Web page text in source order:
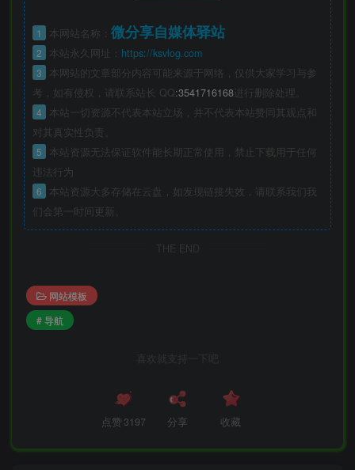
1 本网站名称： 微分享自媒体驿站
2 本站永久网址： https://ksvlog.com
3
本网站的文章部分内容可能来源于网络，仅供大家学习与参
考，如有侵权，请联系站长 QQ:3541716168进行删除处理。
4
本站一切资源不代表本站立场，并不代表本站赞同其观点和
对其真实性负责。
5
本站资源无法保证软件能长期正常使用，禁止下载用于任何
违法行为
6
本站资源大多存储在云盘，如发现链接失效，请联系我们我
们会第一时间更新。
THE END
网站模板
# 导航
喜欢就支持一下吧
点赞 3197 分享 收藏